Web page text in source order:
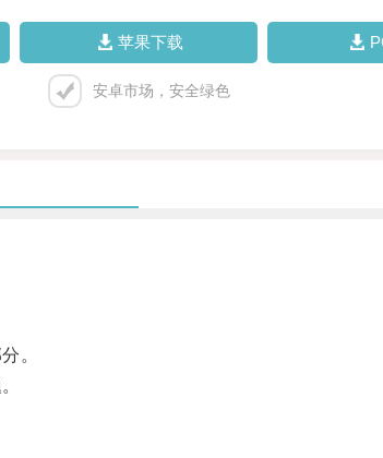
苹果下载
安卓市场，安全绿色
。